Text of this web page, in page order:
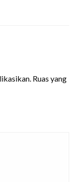
Ruas yang